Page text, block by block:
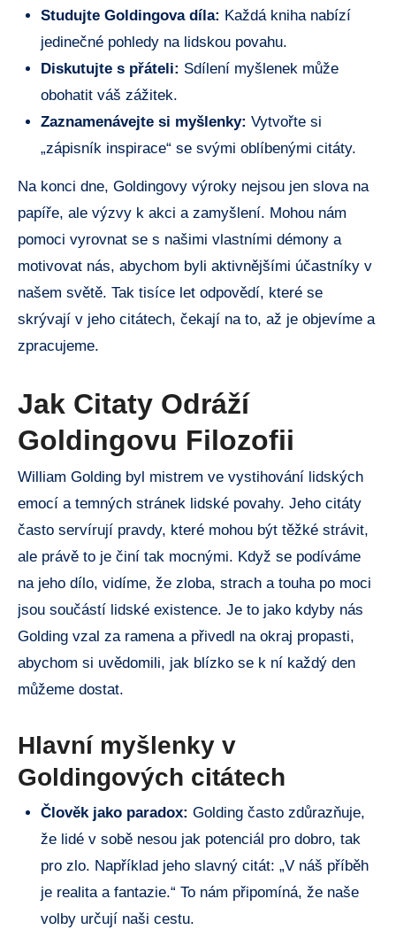
Studujte Goldingova díla: Každá kniha nabízí
jedinečné pohledy na lidskou povahu.
Diskutujte s přáteli: Sdílení myšlenek může
obohatit váš zážitek.
Zaznamenávejte si myšlenky: Vytvořte si
„zápisník inspirace“ se svými oblíbenými citáty.
Na konci dne, Goldingovy výroky nejsou jen slova na
papíře, ale výzvy k akci a zamyšlení. Mohou nám
pomoci vyrovnat se s našimi vlastními démony a
motivovat nás, abychom byli aktivnějšími účastníky v
našem světě. Tak tisíce let odpovědí, které se
skrývají v jeho citátech, čekají na to, až je objevíme a
zpracujeme.
Jak Citaty Odráží
Goldingovu Filozofii
William Golding byl mistrem ve vystihování lidských
emocí a temných stránek lidské povahy. Jeho citáty
často servírují pravdy, které mohou být těžké strávit,
ale právě to je činí tak mocnými. Když se podíváme
na jeho dílo, vidíme, že zloba, strach a touha po moci
jsou součástí lidské existence. Je to jako kdyby nás
Golding vzal za ramena a přivedl na okraj propasti,
abychom si uvědomili, jak blízko se k ní každý den
můžeme dostat.
Hlavní myšlenky v
Goldingových citátech
Člověk jako paradox: Golding často zdůrazňuje,
že lidé v sobě nesou jak potenciál pro dobro, tak
pro zlo. Například jeho slavný citát: „V náš příběh
je realita a fantazie.“ To nám připomíná, že naše
volby určují naši cestu.